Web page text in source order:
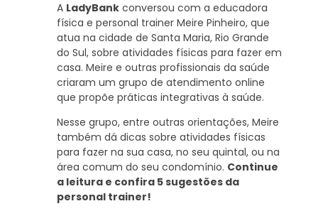
A LadyBank conversou com a educadora
física e personal trainer Meire Pinheiro, que
atua na cidade de Santa Maria, Rio Grande
do Sul, sobre atividades físicas para fazer em
casa. Meire e outras profissionais da saúde
criaram um grupo de atendimento online
que propõe práticas integrativas à saúde.
Nesse grupo, entre outras orientações, Meire
também dá dicas sobre atividades físicas
para fazer na sua casa, no seu quintal, ou na
área comum do seu condomínio. Continue
a leitura e confira 5 sugestões da
personal trainer!